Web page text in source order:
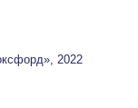
2022